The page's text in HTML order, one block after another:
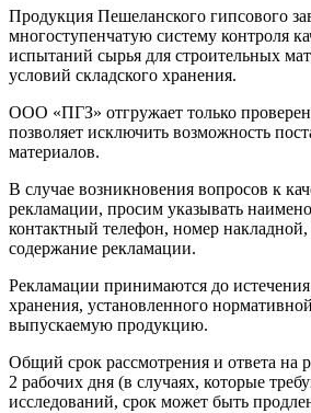
Продукция Пешеланского гипсового
многоступенчатую систему контроля
испытаний сырья для строительных
условий складского хранения.
ООО «ПГЗ» отгружает только
позволяет исключить возможность
материалов.
В случае возникновения вопросов к
рекламации, просим указывать
контактный телефон, номер
содержание рекламации.
Рекламации принимаются до истечения
хранения, установленного
выпускаемую продукцию.
Общий срок рассмотрения и ответа на
2 рабочих дня (в случаях, которые
исследований, срок может быть